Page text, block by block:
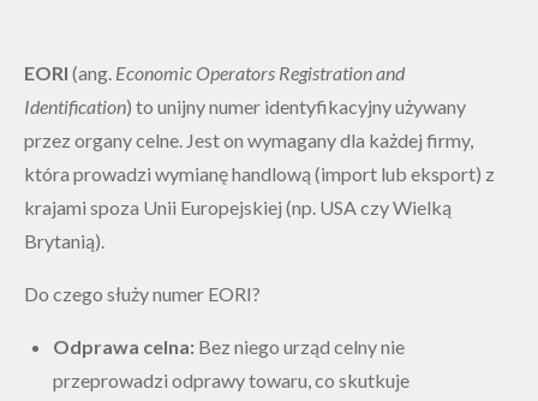
EORI (ang. Economic Operators Registration and
Identification) to unijny numer identyfikacyjny używany
przez organy celne. Jest on wymagany dla każdej firmy,
która prowadzi wymianę handlową (import lub eksport) z
krajami spoza Unii Europejskiej (np. USA czy Wielką
Brytanią).
Do czego służy numer EORI?
Odprawa celna: Bez niego urząd celny nie
przeprowadzi odprawy towaru, co skutkuje